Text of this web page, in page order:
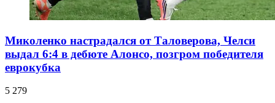
Миколенко настрадался от Таловерова, Челси
выдал 6:4 в дебюте Алонсо, позгром победителя
еврокубка
5 279